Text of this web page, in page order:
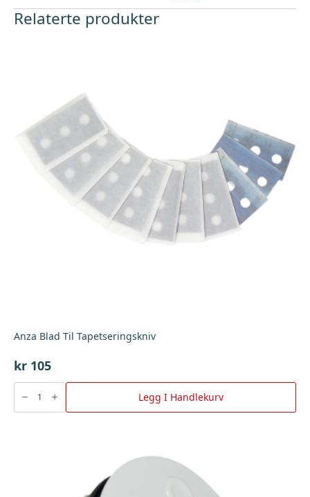
Relaterte produkter
Anza Blad Til Tapetseringskniv
kr 105
Anza
Tapetseringskniv
Legg I Handlekurv